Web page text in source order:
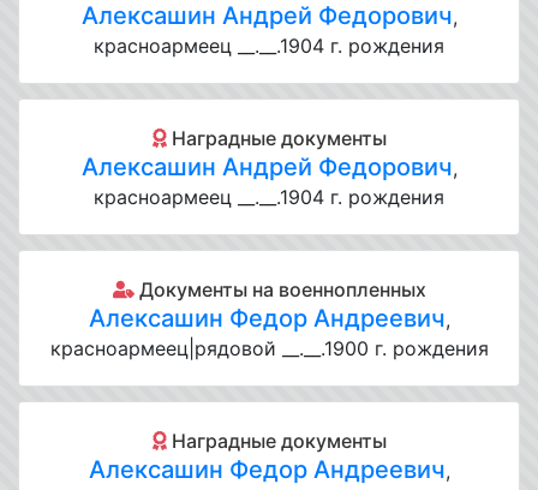
Алексашин Андрей Федорович,
красноармеец __.__.1904 г. рождения
Наградные документы
Алексашин Андрей Федорович,
красноармеец __.__.1904 г. рождения
Документы на военнопленных
Алексашин Федор Андреевич,
красноармеец|рядовой __.__.1900 г. рождения
Наградные документы
Алексашин Федор Андреевич,